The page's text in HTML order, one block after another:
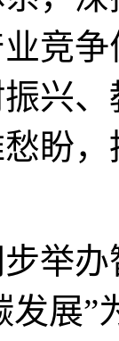
竞
兴
盼
办
发展”